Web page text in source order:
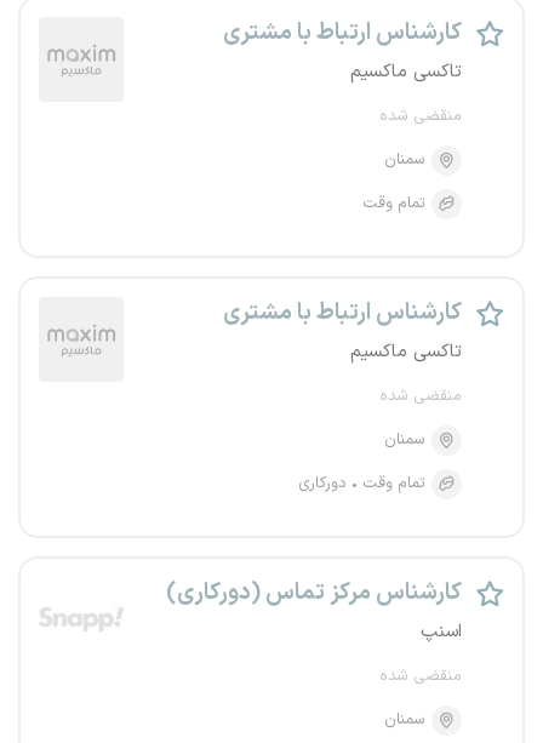
کارشناس ارتباط با مشتری
تاکسی ماکسیم
منقضی شده
سمنان
تمام وقت
کارشناس ارتباط با مشتری
تاکسی ماکسیم
منقضی شده
سمنان
تمام وقت
دورکاری
کارشناس مرکز تماس (دورکاری)
اسنپ
منقضی شده
سمنان